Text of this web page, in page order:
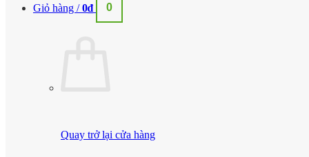
Giỏ hàng /0₫ 0
Quay trở lại cửa hàng